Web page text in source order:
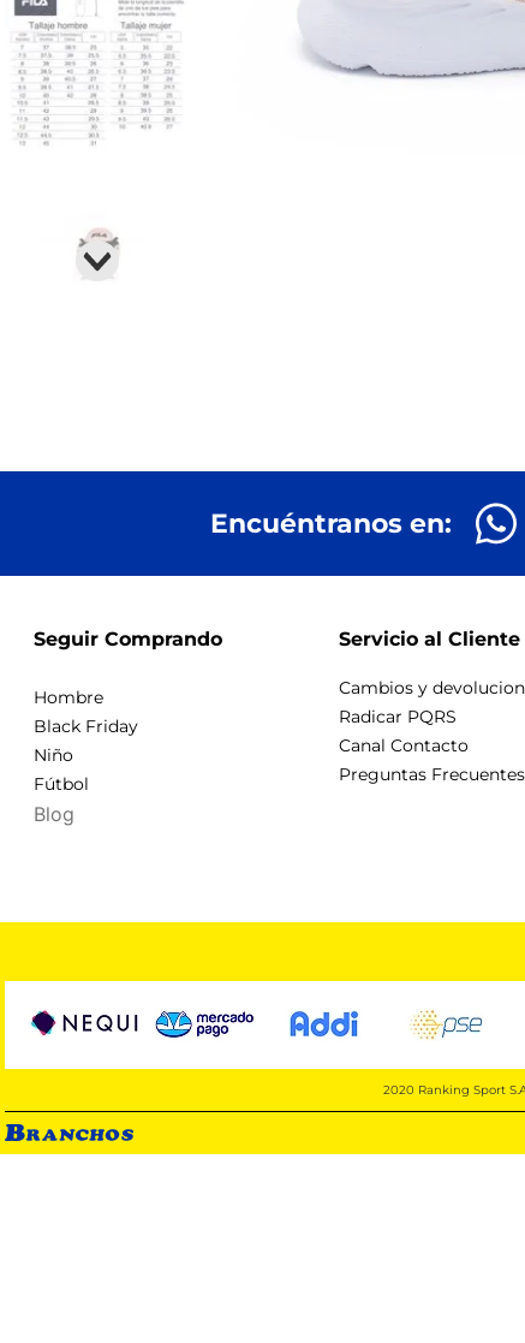
Encuéntranos en:
Seguir Comprando
Hombre
Black Friday
Niño
Fútbol
Blog
Servicio al Cliente
Cambios y
Radicar PQRS
Canal Contacto
Preguntas Frecuentes
2020 Ranking Sport